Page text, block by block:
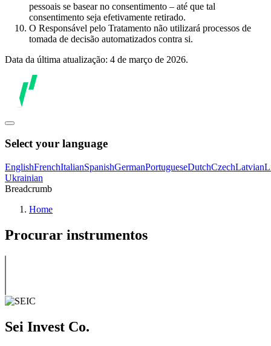
pessoais se basear no consentimento – até que tal
consentimento seja efetivamente retirado.
O Responsável pelo Tratamento não utilizará processos de
tomada de decisão automatizados contra si.
Data da última atualização: 4 de março de 2026.
Select your language
EnglishFrenchItalianSpanishGermanPortugueseDutchCzechLatvian
Ukrainian
Breadcrumb
Home
Procurar instrumentos
Sei Invest Co.